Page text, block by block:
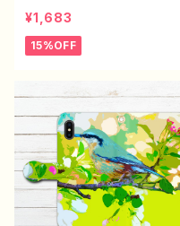
わいい 可愛い 動物 メ
ンズ レディース 女子
おもしろスマホケース 面
ne15/14/13/12/11 AQUO
S sense 4 5 6 Xperia
Googlepixel Galaxy
Android アンドロイ
ド ケース ノンブランド
オリジナル デザイン グッ
¥1,683
15%OFF